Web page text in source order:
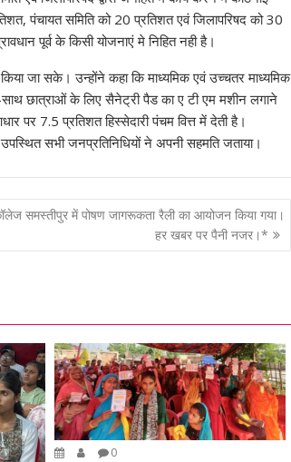
पंचायत समिति को 20 प्रतिशत एवं जिलापरिषद को 30
पूर्व के किसी योजनाएं मे निहित नही है।
जा सके। उन्होंने कहा कि माध्यमिक एवं उच्चतर माध्यमिक
छात्राओं के लिए सैनेट्री पैड का ए टी एम मशीन लगाने
पर 7.5 प्रतिशत हिस्सेदारी पंचम वित्त में देती है।
सभी जनप्रतिनिधियों ने अपनी सहमति जताया।
समस्तीपुर में पोषण जागरूकता रैली का आयोजन किया गया।
हर खबर पर पैनी नजर।*
0